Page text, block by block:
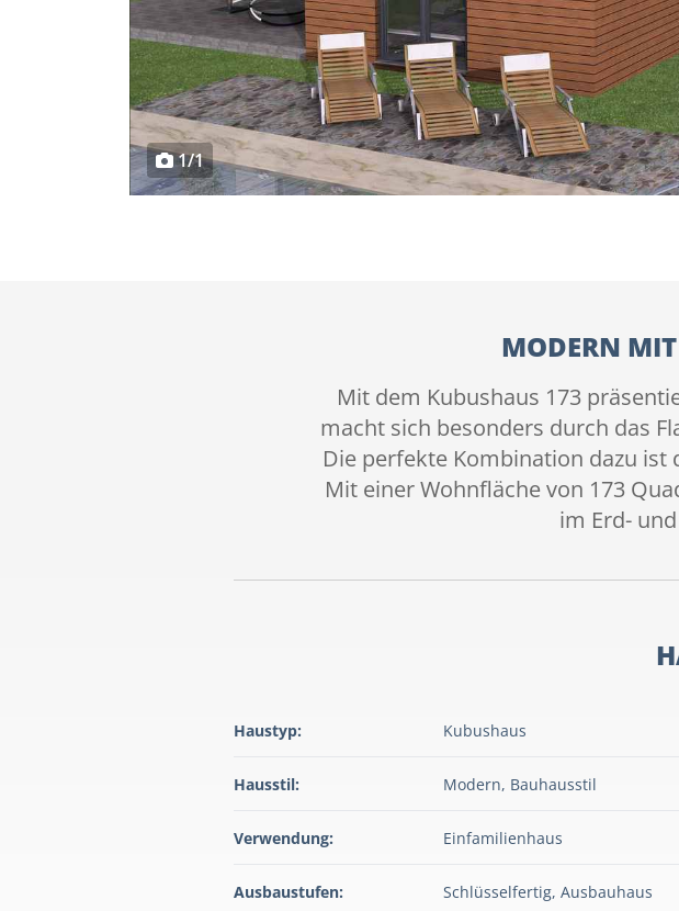
1/1
MODERN MIT
Mit dem Kubushaus 173
macht sich besonders durch das
Die perfekte Kombination dazu ist
Mit einer Wohnfläche von 173
im Erd-
Haustyp: Kubushaus
Hausstil: Modern, Bauhausstil
Verwendung: Einfamilienhaus
Ausbaustufen: Schlüsselfertig, Ausbauhaus